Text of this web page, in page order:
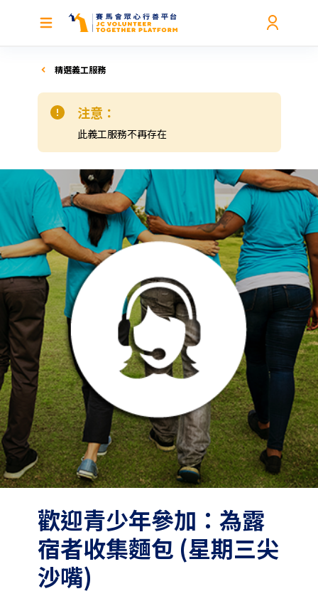
精選義工服務
注意：
此義工服務不再存在
歡迎青少年參加：為露
宿者收集麵包 (星期三尖
沙嘴)